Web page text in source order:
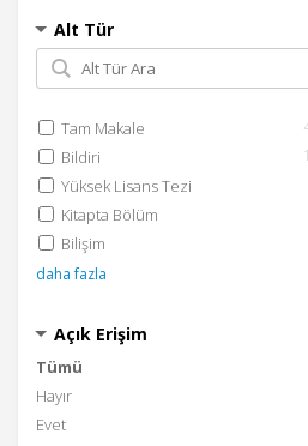
Alt Tür
Tam Makale
Bildiri
Yüksek Lisans Tezi
Kitapta Bölüm
Bilişim
daha fazla
Açık Erişim
Tümü
Hayır
Evet